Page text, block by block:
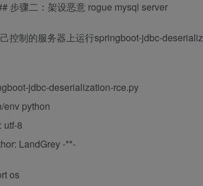
步骤二：架设恶意 rogue mysql server
控制的服务器上运行springboot-jdbc-
jdbc-deserialization-rce.py
env python
utf-8
LandGrey -**-
os